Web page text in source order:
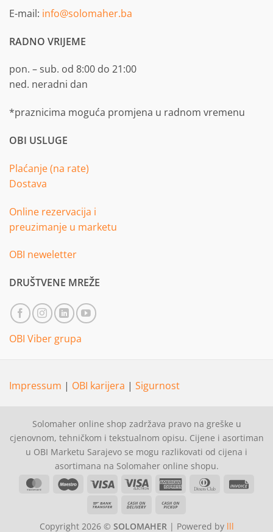
E-mail: info@solomaher.ba
RADNO VRIJEME
pon. – sub. od 8:00 do 21:00
ned. neradni dan
*praznicima moguća promjena u radnom vremenu
OBI USLUGE
Plaćanje (na rate)
Dostava
Online rezervacija i
preuzimanje u marketu
OBI neweletter
DRUŠTVENE MREŽE
OBI Viber grupa
Impressum | OBI karijera | Sigurnost
Solomaher online shop zadržava pravo na greške u
cjenovnom, tehničkom i tekstualnom opisu. Cijene i asortiman
u OBI Marketu Sarajevo se mogu razlikovati od cijena i
asortimana na Solomaher online shopu.
MasterCardMaestro Visa
Visa
American Dinners
Bank
Cash
Copyright 2026 © SOLOMAHER| Powered by lll